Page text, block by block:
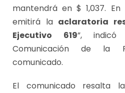
mantendrá en $ 1,037.
emitirá la aclaratoria
Ejecutivo 619”,
Comunicación de la
comunicado.
El comunicado resalta